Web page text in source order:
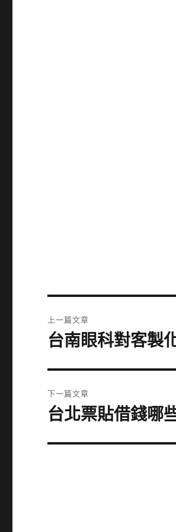
章
上一篇文章
上
篇
文
章:
台南眼科對客製
下一篇文章
下
篇
台北票貼借錢哪